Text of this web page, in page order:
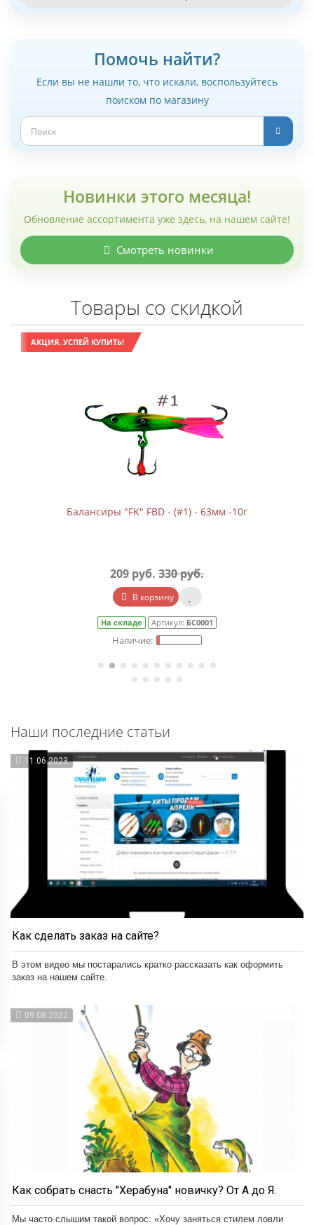
Помочь найти?
Если вы не нашли то, что искали, воспользуйтесь
поиском по магазину
Новинки этого месяца!
Обновление ассортимента уже здесь, на нашем сайте!
Смотреть новинки
Товары со скидкой
АКЦИЯ. УСПЕЙ КУПИТЬ!
Балансиры "FK" FBD - (#1) - 63мм -10г
209 руб. 330 руб.
В корзину
На складе Артикул: БС0001
Наши последние статьи
11.06.2023
Как сделать заказ на сайте?
В этом видео мы постарались кратко рассказать как оформить
заказ на нашем сайте.
09.08.2022
Как собрать снасть "Херабуна" новичку? От А до Я.
Мы часто слышим такой вопрос: «Хочу заняться стилем ловли